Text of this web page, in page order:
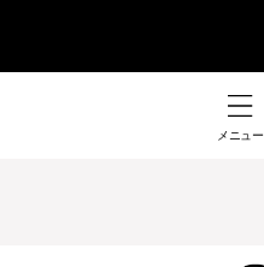
メニュー